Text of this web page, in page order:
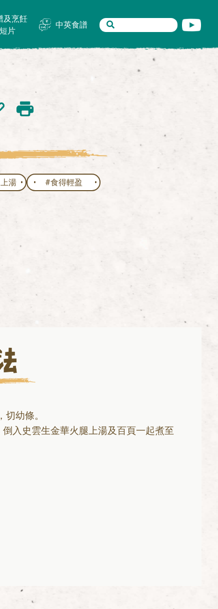
及烹飪
短片
中英食譜
湯 #食得輕盈
幼條。
入史雲生金華火腿上湯及百頁一起煮至